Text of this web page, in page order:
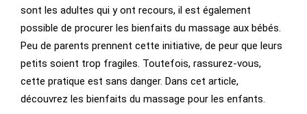
sont les adultes qui y ont recours, il est également
possible de procurer les bienfaits du massage aux bébés.
Peu de parents prennent cette initiative, de peur que leurs
petits soient trop fragiles. Toutefois, rassurez-vous,
cette pratique est sans danger. Dans cet article,
découvrez les bienfaits du massage pour les enfants.